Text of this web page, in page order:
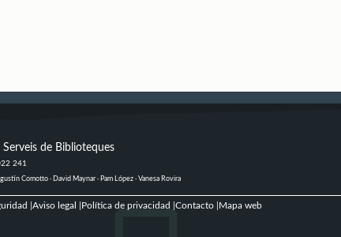
de Biblioteques
241
Comotto · David Maynar · Pam López · Vanesa Rovira
Aviso legal Política de privacidad Contacto| Mapa web